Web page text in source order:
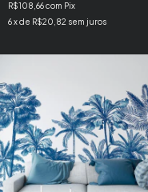
R$108,66com Pix
6x de R$20,82 sem juros